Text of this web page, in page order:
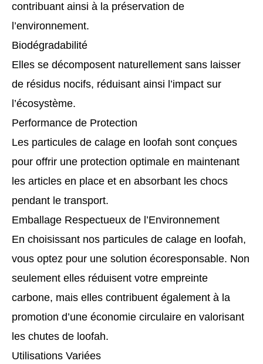
contribuant ainsi à la préservation de
l’environnement.
Biodégradabilité
Elles se décomposent naturellement sans laisser
de résidus nocifs, réduisant ainsi l’impact sur
l’écosystème.
Performance de Protection
Les particules de calage en loofah sont conçues
pour offrir une protection optimale en maintenant
les articles en place et en absorbant les chocs
pendant le transport.
Emballage Respectueux de l’Environnement
En choisissant nos particules de calage en loofah,
vous optez pour une solution écoresponsable. Non
seulement elles réduisent votre empreinte
carbone, mais elles contribuent également à la
promotion d’une économie circulaire en valorisant
les chutes de loofah.
Utilisations Variées